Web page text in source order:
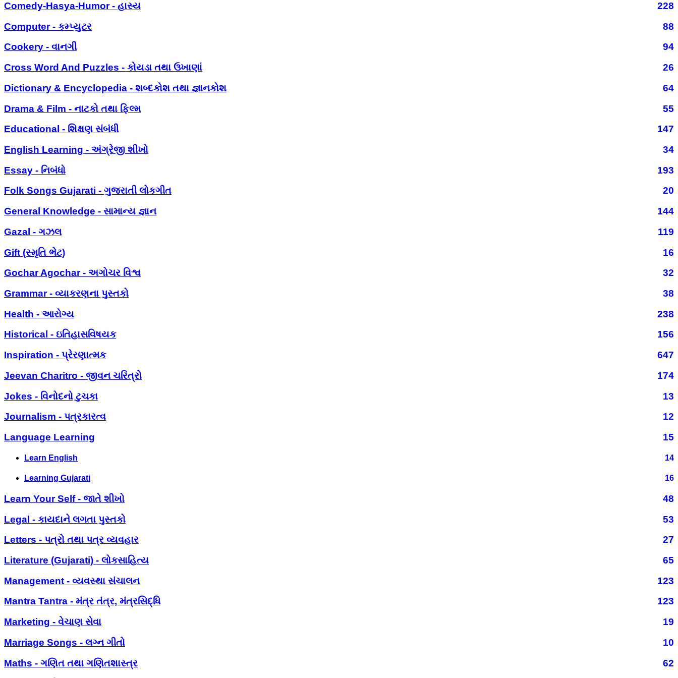
Comedy-Hasya-Humor - હાસ્ય
228
Computer - કમ્પ્યુટર
88
Cookery - વાનગી
94
Cross Word And Puzzles - કોયડા તથા ઉખાણાં
26
Dictionary & Encyclopedia - શબ્દકોશ તથા જ્ઞાનકોશ
64
Drama & Film - નાટકો તથા ફિલ્મ
55
Educational - શિક્ષણ સંબંધી
147
English Learning - અંગ્રેજી શીખો
34
Essay - નિબંધો
193
Folk Songs Gujarati - ગુજરાતી લોકગીત
20
General Knowledge - સામાન્ય જ્ઞાન
144
Gazal - ગઝલ
119
Gift (સ્મૃતિ ભેટ)
16
Gochar Agochar - અગોચર વિશ્વ
32
Grammar - વ્યાકરણના પુસ્તકો
38
Health - આરોગ્ય
238
Historical - ઇતિહાસવિષયક
156
Inspiration - પ્રેરણાત્મક
647
Jeevan Charitro - જીવન ચરિત્રો
174
Jokes - વિનોદનો ટુચકા
13
Journalism - પત્રકારત્વ
12
Language Learning
15
Learn English 14
Learning Gujarati 16
Learn Your Self - જાતે શીખો
48
Legal - કાયદાને લગતા પુસ્તકો
53
Letters - પત્રો તથા પત્ર વ્યવહાર
27
Literature (Gujarati) - લોકસાહિત્ય
65
Management - વ્યવસ્થા સંચાલન
123
Mantra Tantra - મંત્ર તંત્ર, મંત્રસિદ્ધિ
123
Marketing - વેચાણ સેવા
19
Marriage Songs - લગ્ન ગીતો
10
Maths - ગણિત તથા ગણિતશાસ્ત્ર
62